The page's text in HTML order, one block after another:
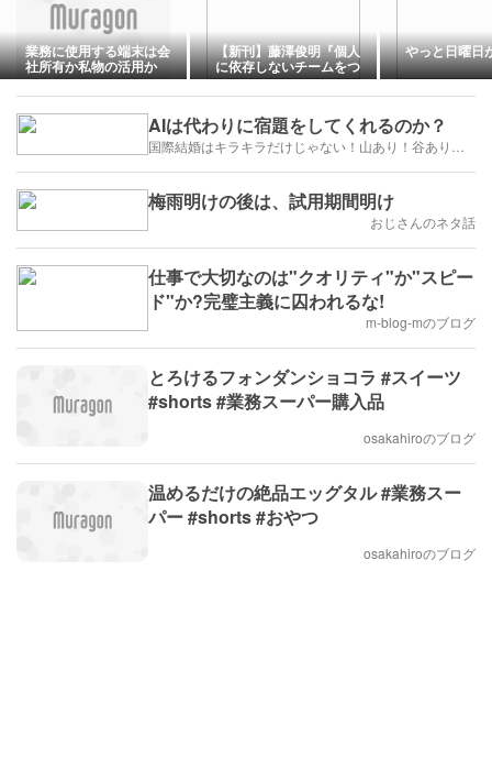
業務に使用する端末は会
社所有か私物の活用か
【新刊】藤澤俊明『個人
に依存しないチームをつ
くるトヨタの業務「標準
化」』
やっと日曜日
AIは代わりに宿題をしてくれるのか？
梅雨明けの後は、試用期間明け
おじさんのネタ話
仕事で大切なのは"クオリティ"か"スピー
ド"か?完璧主義に囚われるな!
m-blog-mのブログ
とろけるフォンダンショコラ #スイーツ
#shorts #業務スーパー購入品
osakahiroのブログ
温めるだけの絶品エッグタル #業務スー
パー #shorts #おやつ
osakahiroのブログ